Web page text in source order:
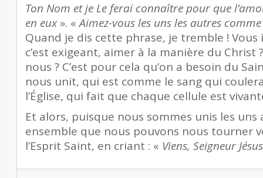
Ton Nom et je Le ferai connaître pour que
en eux». «Aimez-vous les uns les autres
Quand je dis cette phrase, je tremble !
c’est exigeant, aimer à la manière du Christ
nous ? C’est pour cela qu’on a besoin du
nous unit, qui est comme le sang qui
l’Église, qui fait que chaque cellule est
Et alors, puisque nous sommes unis les uns
ensemble que nous pouvons nous tourner
l’Esprit Saint, en criant : « Viens, Seigneur